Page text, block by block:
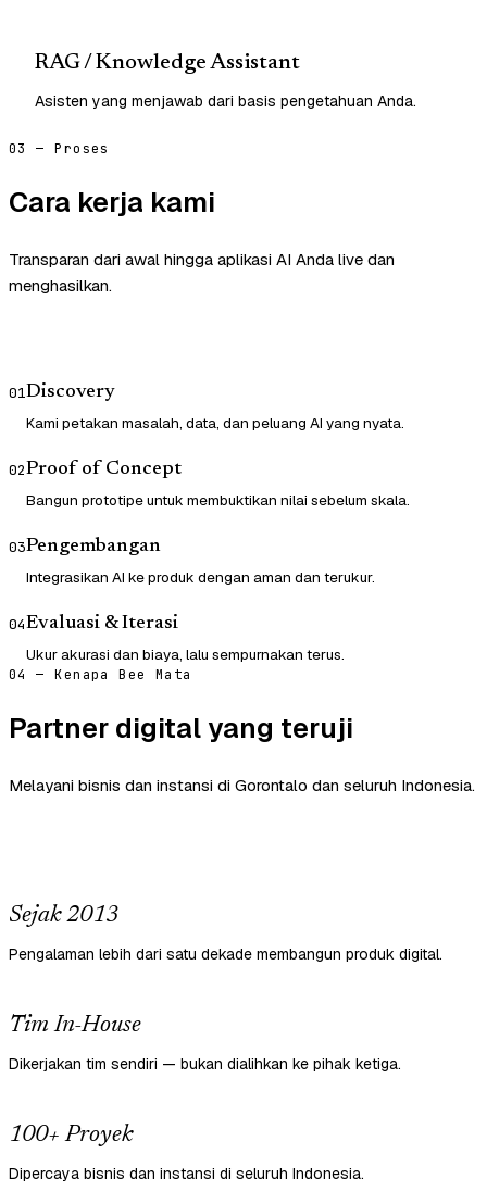
RAG / Knowledge Assistant
Asisten yang menjawab dari basis pengetahuan Anda.
03 — Proses
Cara kerja kami
Transparan dari awal hingga aplikasi AI Anda live dan
menghasilkan.
01Discovery
Kami petakan masalah, data, dan peluang AI yang nyata.
02Proof of Concept
Bangun prototipe untuk membuktikan nilai sebelum skala.
03Pengembangan
Integrasikan AI ke produk dengan aman dan terukur.
04Evaluasi & Iterasi
Ukur akurasi dan biaya, lalu sempurnakan terus.
04 — Kenapa Bee Mata
Partner digital yang teruji
Melayani bisnis dan instansi di Gorontalo dan seluruh Indonesia.
Sejak 2013
Pengalaman lebih dari satu dekade membangun produk digital.
Tim In-House
Dikerjakan tim sendiri — bukan dialihkan ke pihak ketiga.
100+ Proyek
Dipercaya bisnis dan instansi di seluruh Indonesia.